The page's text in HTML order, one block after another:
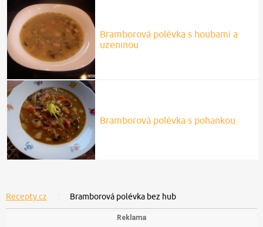
Bramborová polévka s houbami a
uzeninou
Bramborová polévka s pohankou
Recepty.cz Bramborová polévka bez hub